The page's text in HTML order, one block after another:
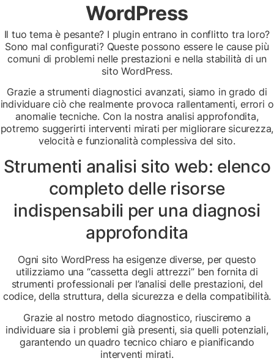
WordPress
Il tuo tema è pesante? I plugin entrano in conflitto tra loro?
Sono mal configurati? Queste possono essere le cause più
comuni di problemi nelle prestazioni e nella stabilità di un
sito WordPress.
Grazie a strumenti diagnostici avanzati, siamo in grado di
individuare ciò che realmente provoca rallentamenti, errori o
anomalie tecniche. Con la nostra analisi approfondita,
potremo suggerirti interventi mirati per migliorare sicurezza,
velocità e funzionalità complessiva del sito.
Strumenti analisi sito web: elenco
completo delle risorse
indispensabili per una diagnosi
approfondita
Ogni sito WordPress ha esigenze diverse, per questo
utilizziamo una “cassetta degli attrezzi” ben fornita di
strumenti professionali per l’analisi delle prestazioni, del
codice, della struttura, della sicurezza e della compatibilità.
Grazie al nostro metodo diagnostico, riusciremo a
individuare sia i problemi già presenti, sia quelli potenziali,
garantendo un quadro tecnico chiaro e pianificando
interventi mirati.